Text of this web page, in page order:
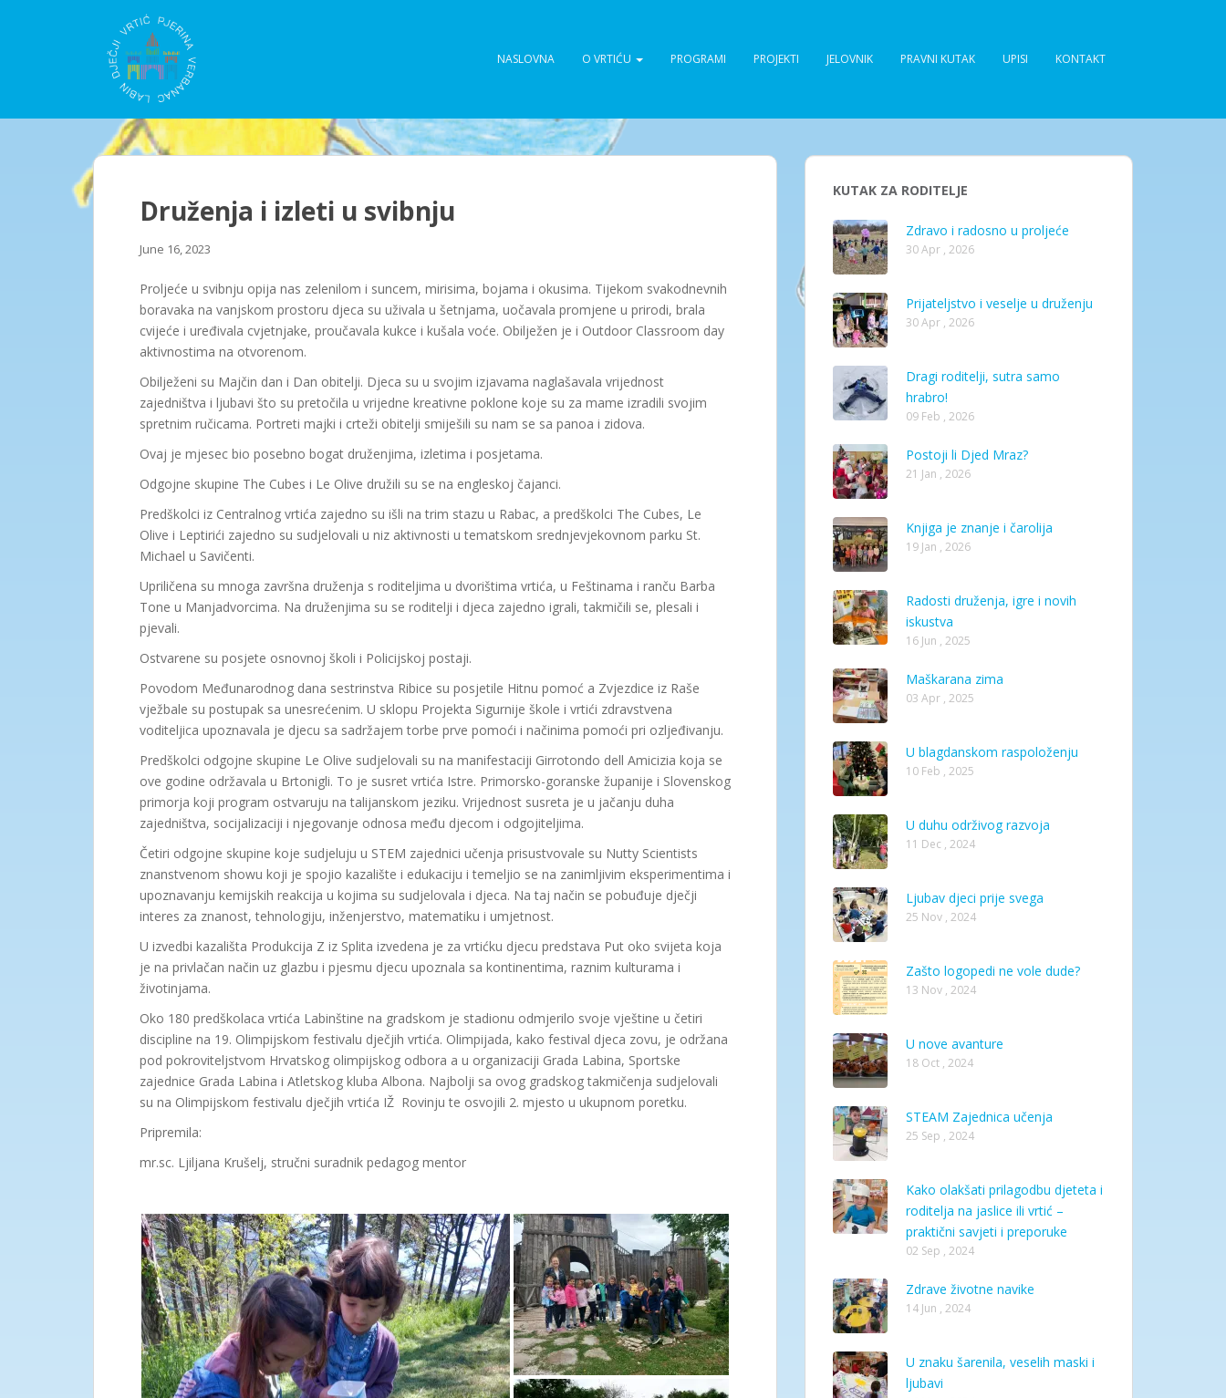
o
NASLOVNA O VRTIĆU PROGRAMI PROJEKTI JELOVNIK PRAVNI KUTAK UPISI KONTAKT
Druženja i izleti u svibnju
June 16, 2023
Proljeće u svibnju opija nas zelenilom i suncem, mirisima, bojama i okusima. Tijekom svakodnevnih
boravaka na vanjskom prostoru djeca su uživala u šetnjama, uočavala promjene u prirodi, brala
cvijeće i uređivala cvjetnjake, proučavala kukce i kušala voće. Obilježen je i Outdoor Classroom day
aktivnostima na otvorenom.
Obilježeni su Majčin dan i Dan obitelji. Djeca su u svojim izjavama naglašavala vrijednost
zajedništva i ljubavi što su pretočila u vrijedne kreativne poklone koje su za mame izradili svojim
spretnim ručicama. Portreti majki i crteži obitelji smiješili su nam se sa panoa i zidova.
Ovaj je mjesec bio posebno bogat druženjima, izletima i posjetama.
Odgojne skupine The Cubes i Le Olive družili su se na engleskoj čajanci.
Predškolci iz Centralnog vrtića zajedno su išli na trim stazu u Rabac, a predškolci The Cubes, Le
Olive i Leptirići zajedno su sudjelovali u niz aktivnosti u tematskom srednjevjekovnom parku St.
Michael u Savičenti.
Upriličena su mnoga završna druženja s roditeljima u dvorištima vrtića, u Feštinama i ranču Barba
Tone u Manjadvorcima. Na druženjima su se roditelji i djeca zajedno igrali, takmičili se, plesali i
pjevali.
Ostvarene su posjete osnovnoj školi i Policijskoj postaji.
Povodom Međunarodnog dana sestrinstva Ribice su posjetile Hitnu pomoć a Zvjezdice iz Raše
vježbale su postupak sa unesrećenim. U sklopu Projekta Sigurnije škole i vrtići zdravstvena
voditeljica upoznavala je djecu sa sadržajem torbe prve pomoći i načinima pomoći pri ozljeđivanju.
Predškolci odgojne skupine Le Olive sudjelovali su na manifestaciji Girrotondo dell Amicizia koja se
ove godine održavala u Brtonigli. To je susret vrtića Istre. Primorsko-goranske županije i Slovenskog
primorja koji program ostvaruju na talijanskom jeziku. Vrijednost susreta je u jačanju duha
zajedništva, socijalizaciji i njegovanje odnosa među djecom i odgojiteljima.
Četiri odgojne skupine koje sudjeluju u STEM zajednici učenja prisustvovale su Nutty Scientists
znanstvenom showu koji je spojio kazalište i edukaciju i temeljio se na zanimljivim eksperimentima i
upoznavanju kemijskih reakcija u kojima su sudjelovala i djeca. Na taj način se pobuđuje dječji
interes za znanost, tehnologiju, inženjerstvo, matematiku i umjetnost.
U izvedbi kazališta Produkcija Z iz Splita izvedena je za vrtićku djecu predstava Put oko svijeta koja
je na privlačan način uz glazbu i pjesmu djecu upoznala sa kontinentima, raznim kulturama i
životinjama.
Oko 180 predškolaca vrtića Labinštine na gradskom je stadionu odmjerilo svoje vještine u četiri
discipline na 19. Olimpijskom festivalu dječjih vrtića. Olimpijada, kako festival djeca zovu, je održana
pod pokroviteljstvom Hrvatskog olimpijskog odbora a u organizaciji Grada Labina, Sportske
zajednice Grada Labina i Atletskog kluba Albona. Najbolji sa ovog gradskog takmičenja sudjelovali
su na Olimpijskom festivalu dječjih vrtića IŽ Rovinju te osvojili 2. mjesto u ukupnom poretku.
Pripremila:
mr.sc. Ljiljana Krušelj, stručni suradnik pedagog mentor
KUTAK ZA RODITELJE
Zdravo i radosno u proljeće
30 Apr , 2026
Prijateljstvo i veselje u druženju
30 Apr , 2026
Dragi roditelji, sutra samo
hrabro!
09 Feb , 2026
Postoji li Djed Mraz?
21 Jan , 2026
Knjiga je znanje i čarolija
19 Jan , 2026
Radosti druženja, igre i novih
iskustva
16 Jun , 2025
Maškarana zima
03 Apr , 2025
U blagdanskom raspoloženju
10 Feb , 2025
U duhu održivog razvoja
11 Dec , 2024
Ljubav djeci prije svega
25 Nov , 2024
Zašto logopedi ne vole dude?
13 Nov , 2024
U nove avanture
18 Oct , 2024
STEAM Zajednica učenja
25 Sep , 2024
Kako olakšati prilagodbu djeteta i
roditelja na jaslice ili vrtić –
praktični savjeti i preporuke
02 Sep , 2024
Zdrave životne navike
14 Jun , 2024
U znaku šarenila, veselih maski i
ljubavi